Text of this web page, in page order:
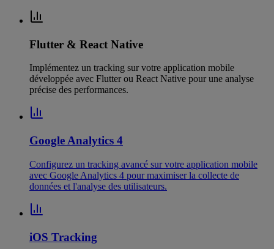
Flutter & React Native
Implémentez un tracking sur votre application mobile
développée avec Flutter ou React Native pour une analyse
précise des performances.
Google Analytics 4
Configurez un tracking avancé sur votre application mobile
avec Google Analytics 4 pour maximiser la collecte de
données et l'analyse des utilisateurs.
iOS Tracking